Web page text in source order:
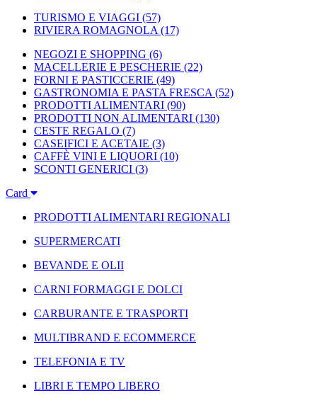
TURISMO E VIAGGI (57)
RIVIERA ROMAGNOLA (17)
NEGOZI E SHOPPING (6)
MACELLERIE E PESCHERIE (22)
FORNI E PASTICCERIE (49)
GASTRONOMIA E PASTA FRESCA (52)
PRODOTTI ALIMENTARI (90)
PRODOTTI NON ALIMENTARI (130)
CESTE REGALO (7)
CASEIFICI E ACETAIE (3)
CAFFÈ VINI E LIQUORI (10)
SCONTI GENERICI (3)
Card
PRODOTTI ALIMENTARI REGIONALI
SUPERMERCATI
BEVANDE E OLII
CARNI FORMAGGI E DOLCI
CARBURANTE E TRASPORTI
MULTIBRAND E ECOMMERCE
TELEFONIA E TV
LIBRI E TEMPO LIBERO